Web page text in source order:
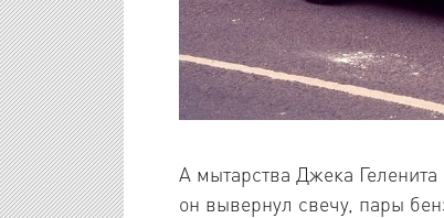
А мытарства Джека
он вывернул свечу, пары